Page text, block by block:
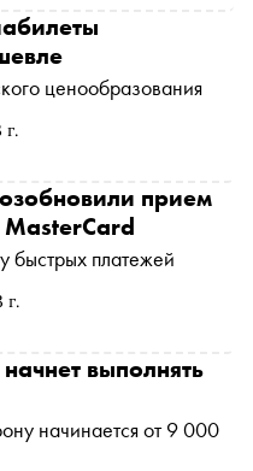
г.
ценообразования
г.
прием
быстрых платежей
выполнять
начинается от 9 000